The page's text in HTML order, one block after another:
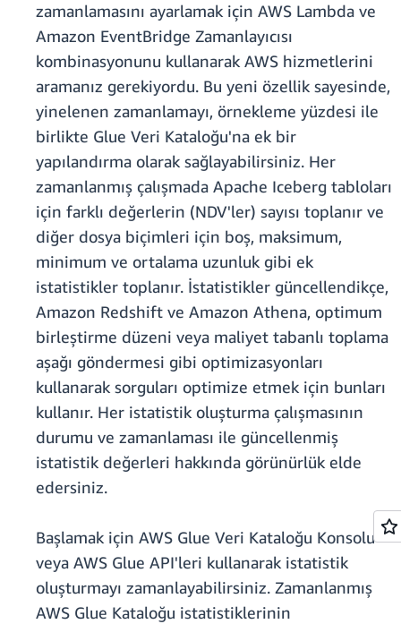
zamanlamasını ayarlamak için AWS Lambda ve
Amazon EventBridge Zamanlayıcısı
kombinasyonunu kullanarak AWS hizmetlerini
aramanız gerekiyordu. Bu yeni özellik sayesinde,
yinelenen zamanlamayı, örnekleme yüzdesi ile
birlikte Glue Veri Kataloğu'na ek bir
yapılandırma olarak sağlayabilirsiniz. Her
zamanlanmış çalışmada Apache Iceberg tabloları
için farklı değerlerin (NDV'ler) sayısı toplanır ve
diğer dosya biçimleri için boş, maksimum,
minimum ve ortalama uzunluk gibi ek
istatistikler toplanır. İstatistikler güncellendikçe,
Amazon Redshift ve Amazon Athena, optimum
birleştirme düzeni veya maliyet tabanlı toplama
aşağı göndermesi gibi optimizasyonları
kullanarak sorguları optimize etmek için bunları
kullanır. Her istatistik oluşturma çalışmasının
durumu ve zamanlaması ile güncellenmiş
istatistik değerleri hakkında görünürlük elde
edersiniz.
Başlamak için AWS Glue Veri Kataloğu Konsolu
veya AWS Glue API'leri kullanarak istatistik
oluşturmayı zamanlayabilirsiniz. Zamanlanmış
AWS Glue Kataloğu istatistiklerinin